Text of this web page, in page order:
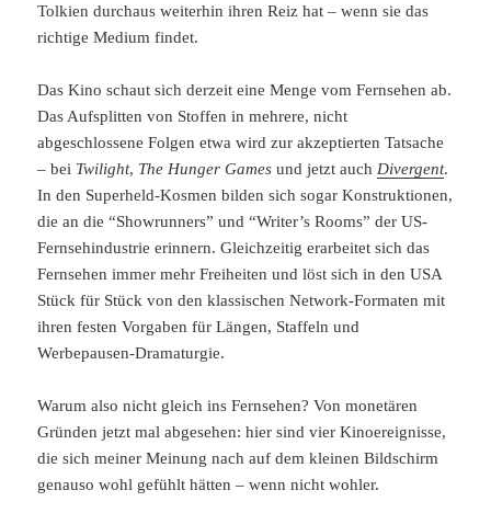
Tolkien durchaus weiterhin ihren Reiz hat – wenn sie das
richtige Medium findet.
Das Kino schaut sich derzeit eine Menge vom Fernsehen ab.
Das Aufsplitten von Stoffen in mehrere, nicht
abgeschlossene Folgen etwa wird zur akzeptierten Tatsache
– bei Twilight, The Hunger Games und jetzt auch Divergent.
In den Superheld-Kosmen bilden sich sogar Konstruktionen,
die an die “Showrunners” und “Writer’s Rooms” der US-
Fernsehindustrie erinnern. Gleichzeitig erarbeitet sich das
Fernsehen immer mehr Freiheiten und löst sich in den USA
Stück für Stück von den klassischen Network-Formaten mit
ihren festen Vorgaben für Längen, Staffeln und
Werbepausen-Dramaturgie.
Warum also nicht gleich ins Fernsehen? Von monetären
Gründen jetzt mal abgesehen: hier sind vier Kinoereignisse,
die sich meiner Meinung nach auf dem kleinen Bildschirm
genauso wohl gefühlt hätten – wenn nicht wohler.